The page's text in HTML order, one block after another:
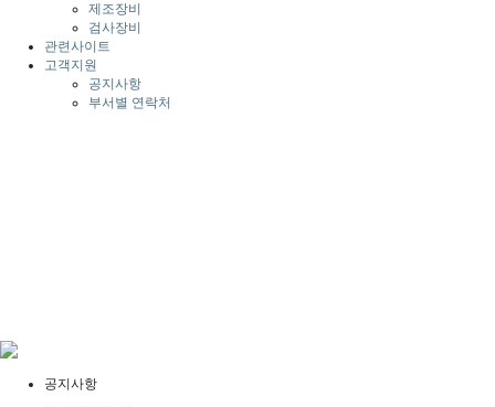
제조장비
검사장비
관련사이트
고객지원
공지사항
부서별 연락처
공지사항